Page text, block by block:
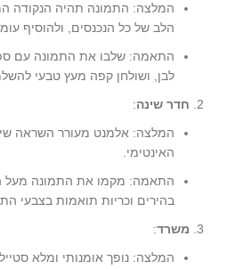
המלצה: התמונה תהיה הנקודה
הלב של כל הנכנסים, ולהוסיף
התאמה: שלבו את התמונה עם ספה
לבן, ושולחן קפה מעץ טבעי
חדר שינה:
המלצה: אלמנט מעורר השראה
האינטימי.
התאמה: מקמו את התמונה מעל
בהירים וכריות תואמות בצבעי
משרד:
המלצה: נופך אומנותי ומלא